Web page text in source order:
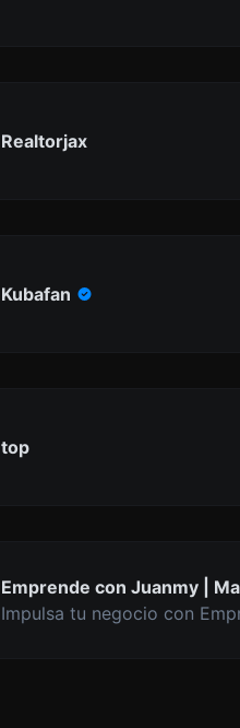
Realtorjax
Kubafan
top